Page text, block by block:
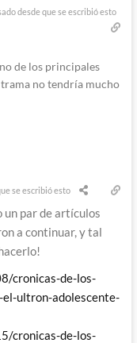
desde que se escribió esto
de los principales
no tendría mucho
se escribió esto
un par de artículos
a continuar, y tal
cronicas-de-los-
ultron-adolescente-
cronicas-de-los-